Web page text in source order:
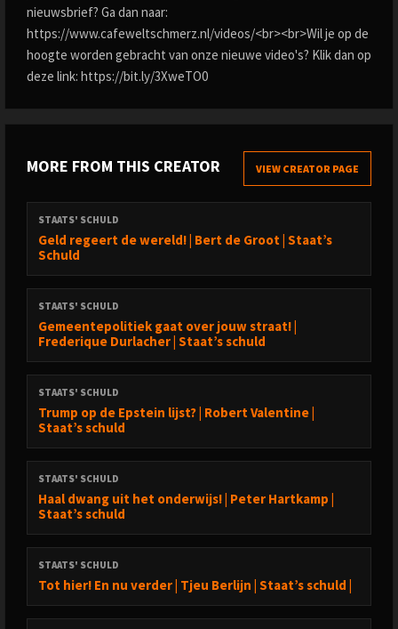
nieuwsbrief? Ga dan naar:
https://www.cafeweltschmerz.nl/videos/<br><br>Wil je op de
hoogte worden gebracht van onze nieuwe video's? Klik dan op
deze link: https://bit.ly/3XweTO0
MORE FROM THIS CREATOR VIEW CREATOR PAGE
STAATS' SCHULD
Geld regeert de wereld! | Bert de Groot | Staat’s
Schuld
STAATS' SCHULD
Gemeentepolitiek gaat over jouw straat! |
Frederique Durlacher | Staat’s schuld
STAATS' SCHULD
Trump op de Epstein lijst? | Robert Valentine |
Staat’s schuld
STAATS' SCHULD
Haal dwang uit het onderwijs! | Peter Hartkamp |
Staat’s schuld
STAATS' SCHULD
Tot hier! En nu verder | Tjeu Berlijn | Staat’s schuld |